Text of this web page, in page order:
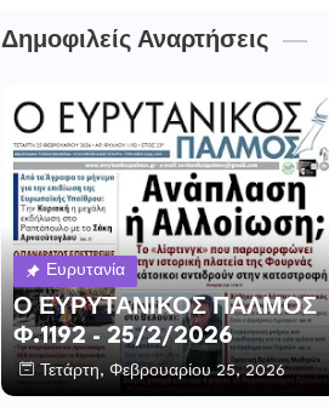
Δημοφιλείς Αναρτήσεις
Ευρυτανία
Ο ΕΥΡΥΤΑΝΙΚΟΣ ΠΑΛΜΟΣ
Φ.1192 - 25/2/2026
Τετάρτη, Φεβρουαρίου 25, 2026